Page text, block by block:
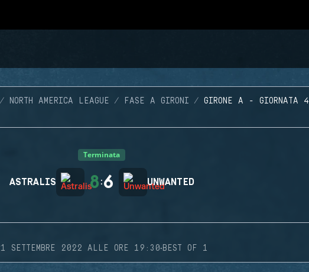
NORTH AMERICA LEAGUE FASE A GIRONI GIRONE A - GIORNATA 4
Terminata
ASTRALIS 8 :6 UNWANTED
SETTEMBRE 2022 ALLE ORE 19:30·BEST OF 1